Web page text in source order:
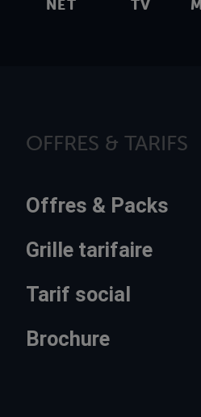
NET TV
OFFRES & TARIFS
Offres & Packs
Grille tarifaire
Tarif social
Brochure